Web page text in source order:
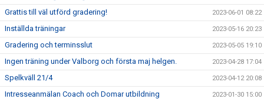
Grattis till väl utförd gradering! 2023-06-01 08:22
Inställda träningar 2023-05-16 20:23
Gradering och terminsslut 2023-05-05 19:10
Ingen träning under Valborg och första maj helgen. 2023-04-28 17:04
Spelkväll 21/4 2023-04-12 20:08
Intresseanmälan Coach och Domar utbildning 2023-01-30 15:00